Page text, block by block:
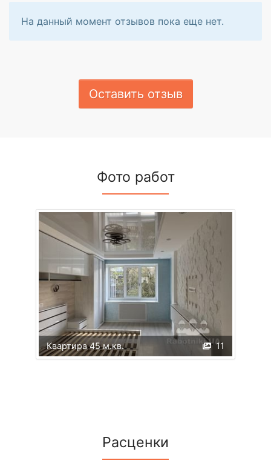
На данный момент отзывов пока еще нет.
Оставить отзыв
Фото работ
11
Квартира 45 м.кв.
Расценки